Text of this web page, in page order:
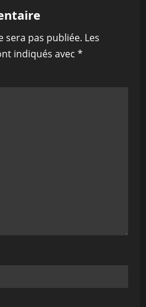
sera pas publiée. Les
indiqués avec *